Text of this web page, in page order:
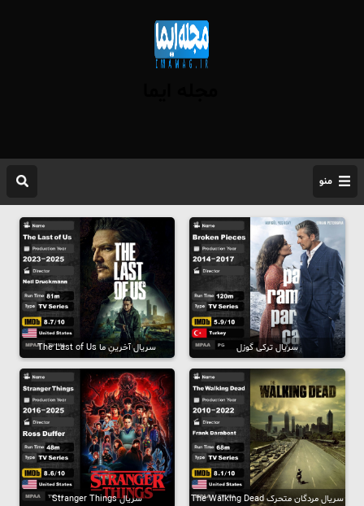
منو
سریال ترکی گوزل سریال آخرینِ ما The Last of Us
سریال مردگان متحرک The Walking Dead سریال Stranger Things